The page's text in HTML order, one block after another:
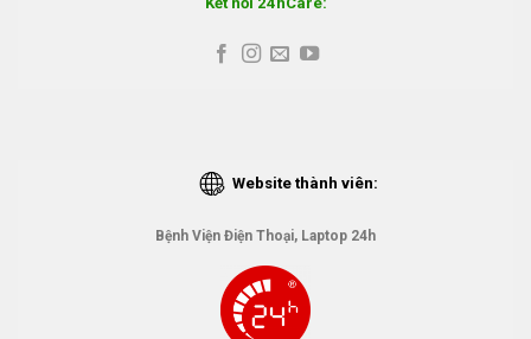
Website thành viên:
Bệnh Viện Điện Thoại, Laptop 24h